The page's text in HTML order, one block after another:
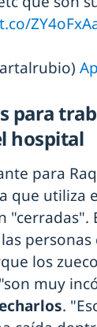
para
hospital
para
que utiliza
"cerradas".
los
muy
.